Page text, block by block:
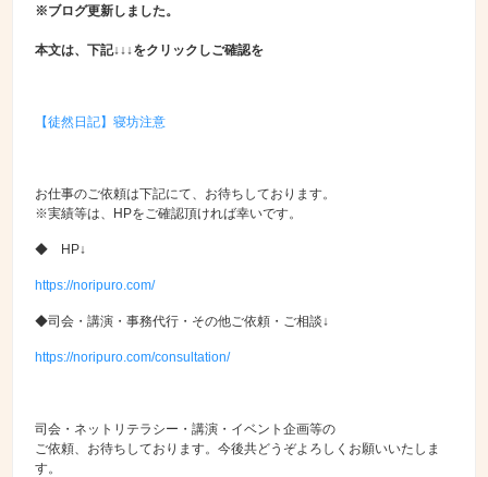
※ブログ更新しました。
本文は、下記↓↓↓をクリックしご確認を
【徒然日記】寝坊注意
お仕事のご依頼は下記にて、お待ちしております。
※実績等は、HPをご確認頂ければ幸いです。
◆ HP↓
https://noripuro.com/
◆司会・講演・事務代行・その他ご依頼・ご相談↓
https://noripuro.com/consultation/
司会・ネットリテラシー・講演・イベント企画等の
ご依頼、お待ちしております。今後共どうぞよろしくお願いいたしま
す。